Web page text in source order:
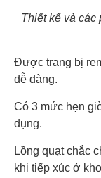
Thiết kế và các
Được trang bị
dễ dàng.
Có 3 mức hẹn
dụng.
Lồng quạt chắc
khi tiếp xúc ở